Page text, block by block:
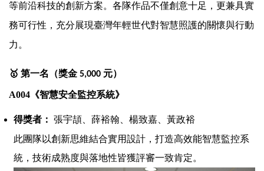
等前沿科技的創新方案。各隊作品不僅創意十足，更兼具實
務可行性，充分展現臺灣年輕世代對智慧照護的關懷與行動
力。
🥇 第一名（獎金 5,000 元）
A004 《智慧安全監控系統》
得獎者： 張宇頡、薛裕翰、楊致嘉、黃政裕
此團隊以創新思維結合實用設計，打造高效能智慧監控系
統，技術成熟度與落地性皆獲評審一致肯定。